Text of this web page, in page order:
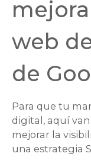
web
de
Para que tu
digital, aquí
mejorar la
una estrategia